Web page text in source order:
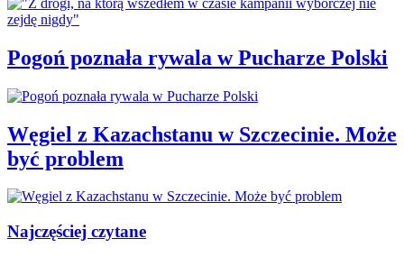
Pogoń poznała rywala w Pucharze Polski
Węgiel z Kazachstanu w Szczecinie. Może
być problem
Najczęściej czytane